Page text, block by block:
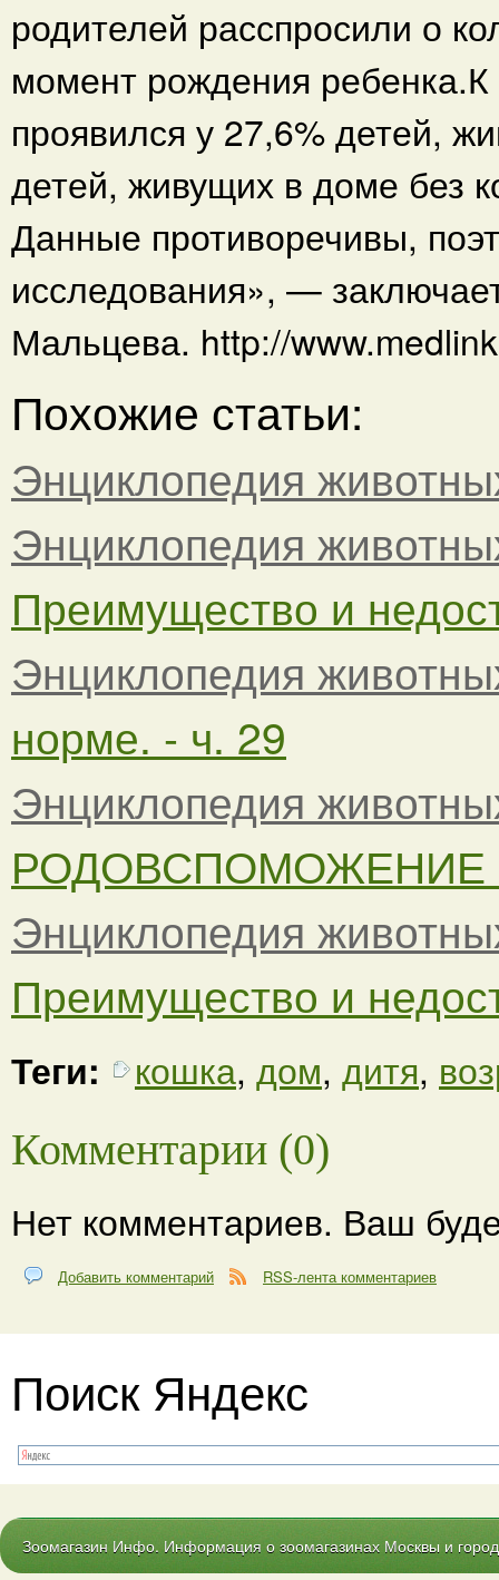
родителей расспросили о
момент рождения ребенка.К
проявился у 27,6% детей,
детей, живущих в доме без
Данные противоречивы,
исследования», —
Мальцева. http://
Похожие статьи:
Энциклопедия
Энциклопедия
Преимущество и
Энциклопедия
норме. - ч. 29
Энциклопедия
РОДОВСПОМОЖЕНИЕ
Энциклопедия
Преимущество и
Теги: кошка, дом, дитя,
Комментарии (0)
Нет комментариев. Ваш
Добавить комментарий RSS-лента комментариев
Поиск Яндекс
Зоомагазин Инфо. Информация о зоомагазинах Москвы и